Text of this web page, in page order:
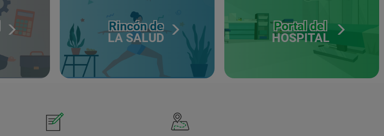
Rincón de
LA SALUD
Portal del
HOSPITAL